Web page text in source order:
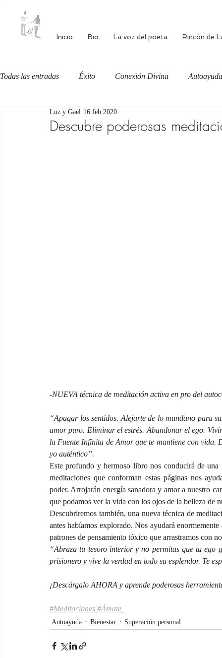
Inicio Bio La voz del poeta Rincón de
Todas las entradas Éxito Conexión Divina Autoayuda
Autoestima Alimentación consciente
Descubre poderosas
Luz y Gael 16 feb 2020
-NUEVA técnica de meditación activa en pro del
“Apagar los sentidos. Alejarte de lo mundano para
amor puro. Eliminar el estrés. Abandonar el ego.
la Fuente Infinita de Amor que te mantiene con
yo auténtico”.
Este profundo y hermoso libro nos conducirá de
meditaciones que conforman estas páginas nos
poder. Arrojarán energía sanadora y amor a nuestro
que podamos ver la vida con los ojos de la belleza de
Descubriremos también, una nueva técnica de
antes habíamos explorado. Nos ayudará
patrones de pensamiento tóxico que arrastramos con
“Abraza tu tesoro interior y no permitas que tu ego
prisionero y vive la verdad en todo su esplendor. Te
¡Descárgalo AHORA y aprende poderosas
#Meditaciones #Ámate
Autoayuda Bienestar Superación personal